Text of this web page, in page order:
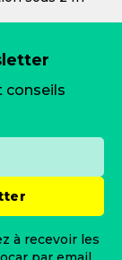
conseils
à recevoir les